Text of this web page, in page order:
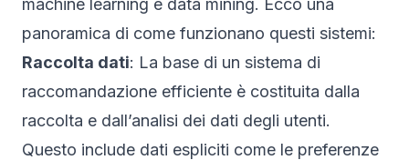
panoramica di come funzionano questi sistemi:
Raccolta dati: La base di un sistema di
raccomandazione efficiente è costituita dalla
raccolta e dall’analisi dei dati degli utenti.
Questo include dati espliciti come le preferenze